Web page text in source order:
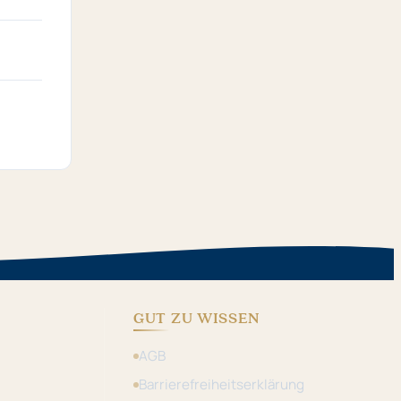
GUT ZU WISSEN
AGB
Barrierefreiheitserklärung